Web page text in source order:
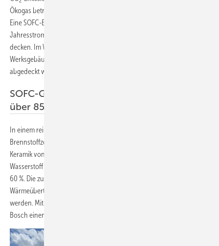
Ökogas betrieben, fallen gar keine direkten CO
Eine SOFC-Einheit mit einer Leistung von 10 kW kann den
Jahresstrombedarf von mehr als 20 Vier-Personen-Haushalten
decken. Im Werk Wernau bedeutet dies, dass der Energiebedarf eines
Werksgebäudes fast komplett durch die drei Brennstoffzellengeräte
abgedeckt werden kann.
SOFC-Geräte mit Gesamtwirkungsgrad von
über 85 %
In einem rein elektrochemischen Prozess gelangen in der SOFC-
Brennstoffzelle Sauerstoff-Ionen durch einen dünnen Elektrolyten aus
Keramik von einer Anode zur Kathode und reagieren dort mit
Wasserstoff zu Wasser. Es entsteht Strom mit einer Effizienz von über
60 %. Die zusätzlich entstehende Wärme kann über einen
Wärmeübertrager für Heiz- und Warmwassersysteme ausgekoppelt
werden. Mit dieser Doppelnutzung erreichen die SOFC-Geräte von
Bosch einen Gesamtwirkungsgrad von mehr als 85 %. ■